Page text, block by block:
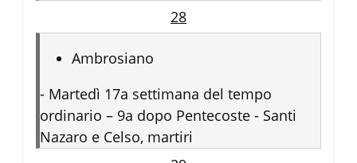
28
Ambrosiano
- Martedì 17a settimana del tempo
ordinario – 9a dopo Pentecoste - Santi
Nazaro e Celso, martiri